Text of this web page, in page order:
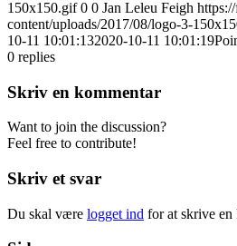
150x150.gif 0 0 Jan Leleu Feigh
content/uploads/2017/08/logo-3-
10-11 10:01:132020-10-11 10:01:19
0 replies
Skriv en kommentar
Want to join the discussion?
Feel free to contribute!
Skriv et svar
Du skal være logget ind for at skrive en